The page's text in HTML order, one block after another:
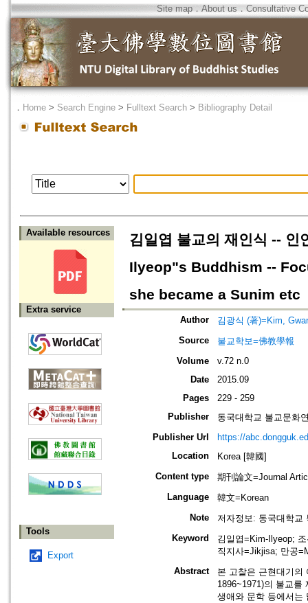
Site map．About us ． Consultative
． Home > Search Engine > Fulltext Search > Bibliography Detail
Available resources
Extra service
Tools
Export
김일엽 불교의 재인식 --
Ilyeop"s Buddhism --
she became a Sunim etc
Author
김광식 (著)=Kim,
Source
불교학보=佛教學報
Volume
v.72 n.0
Date
2015.09
Pages
229 - 259
Publisher
동국대학교 불교문화
Publisher Url
https://
Location
Korea [韓國]
Content type
期刊論文=Journal
Language
韓文=Korean
Note
저자정보: 동국대학교
Keyword
김일엽=Kim-Ilyeop;
직지사=Jikjisa; 만공
Abstract
본 고찰은 근현대기의
1896~1971)의 불교
생애와 문학 등에서는